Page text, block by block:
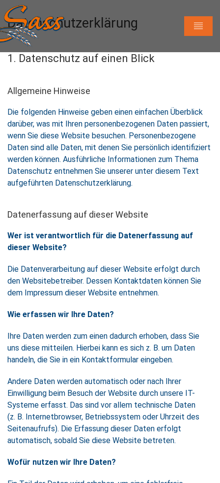
Datenschutzerklärung
1. Datenschutz auf einen Blick
Allgemeine Hinweise
Die folgenden Hinweise geben einen einfachen Überblick
darüber, was mit Ihren personenbezogenen Daten passiert,
wenn Sie diese Website besuchen. Personenbezogene
Daten sind alle Daten, mit denen Sie persönlich identifiziert
werden können. Ausführliche Informationen zum Thema
Datenschutz entnehmen Sie unserer unter diesem Text
aufgeführten Datenschutzerklärung.
Datenerfassung auf dieser Website
Wer ist verantwortlich für die Datenerfassung auf
dieser Website?
Die Datenverarbeitung auf dieser Website erfolgt durch
den Websitebetreiber. Dessen Kontaktdaten können Sie
dem Impressum dieser Website entnehmen.
Wie erfassen wir Ihre Daten?
Ihre Daten werden zum einen dadurch erhoben, dass Sie
uns diese mitteilen. Hierbei kann es sich z. B. um Daten
handeln, die Sie in ein Kontaktformular eingeben.
Andere Daten werden automatisch oder nach Ihrer
Einwilligung beim Besuch der Website durch unsere IT-
Systeme erfasst. Das sind vor allem technische Daten
(z. B. Internetbrowser, Betriebssystem oder Uhrzeit des
Seitenaufrufs). Die Erfassung dieser Daten erfolgt
automatisch, sobald Sie diese Website betreten.
Wofür nutzen wir Ihre Daten?